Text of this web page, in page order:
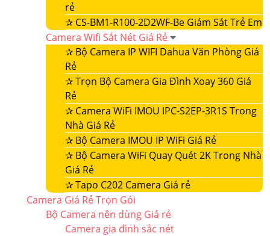
rẻ
✰ CS-BM1-R100-2D2WF-Be Giám Sát Trẻ Em
Camera Wifi Sắt Nét Giá Rẻ
✰ Bộ Camera IP WIFI Dahua Văn Phòng Giá
Rẻ
✰Trọn Bộ Camera Gia Đình Xoay 360 Giá
Rẻ
✰ Camera WiFi IMOU IPC-S2EP-3R1S Trong
Nhà Giá Rẻ
✰ Bộ Camera IMOU IP WiFi Giá Rẻ
✰ Bộ Camera WiFi Quay Quét 2K Trong Nhà
Giá Rẻ
✰Tapo C202 Camera Giá rẻ
Camera Giá Rẻ Trọn Gói
Bộ Camera nên dùng Giá rẻ
Camera gia đình sắc nét